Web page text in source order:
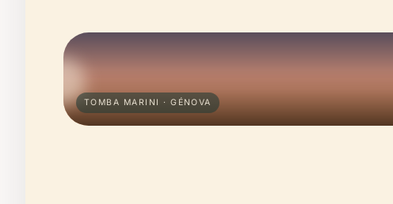
TOMBA MARINI · GÉNOVA